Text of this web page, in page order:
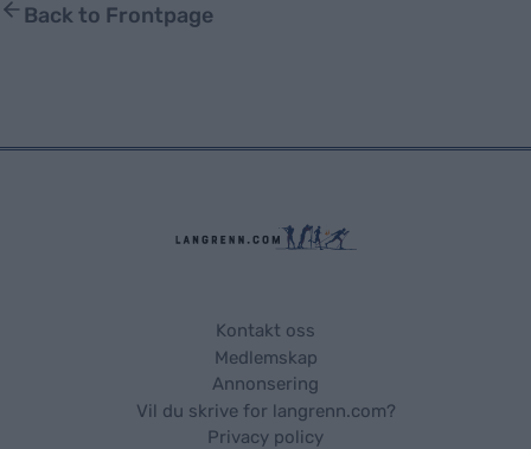
Back to Frontpage
Kontakt oss
Medlemskap
Annonsering
Vil du skrive for langrenn.com?
Privacy policy